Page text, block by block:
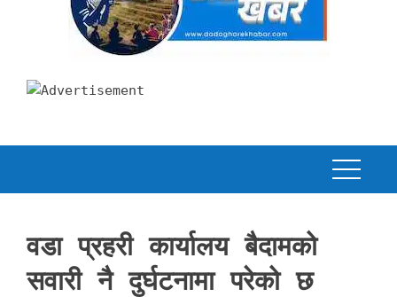
वडा प्रहरी कार्यालय बैदामको
सवारी नै दुर्घटनामा परेको छ